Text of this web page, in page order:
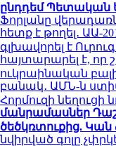
ընդդեմ Պետական
Ֆորլանը
հետք է թողել․ ԱԱ-
գլխավորել է
հայտարարել է, որ
ուկրաինական
բանակ․ ԱՄՆ-ն
Հորմուզի նեղուցի
մանրամասներ
ծեծկռտուքից.
նվիրված գոլը